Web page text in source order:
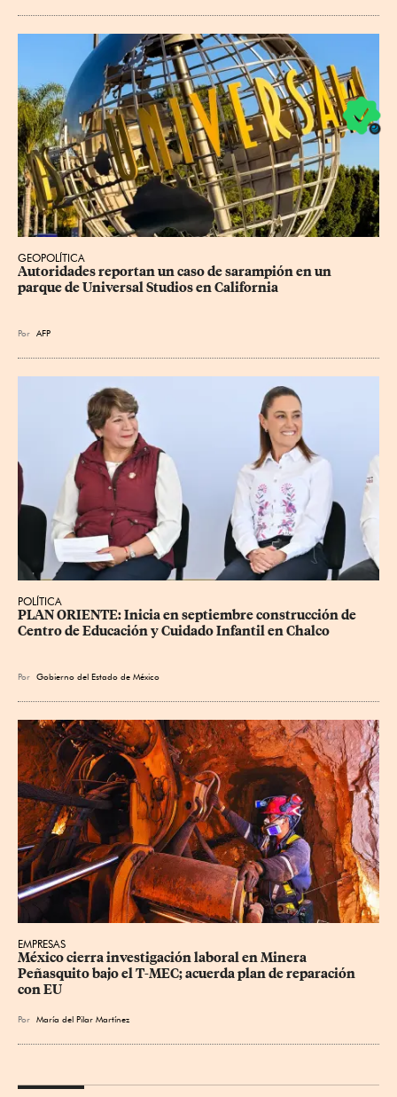
GEOPOLÍTICA
Autoridades reportan un caso de sarampión en un
parque de Universal Studios en California
Por AFP
POLÍTICA
PLAN ORIENTE: Inicia en septiembre construcción de
Centro de Educación y Cuidado Infantil en Chalco
Por Gobierno del Estado de México
EMPRESAS
México cierra investigación laboral en Minera
Peñasquito bajo el T-MEC; acuerda plan de reparación
con EU
Por María del Pilar Martínez